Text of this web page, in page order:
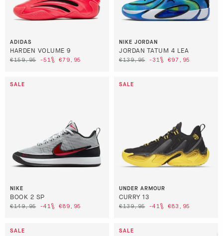
ADIDAS
HARDEN VOLUME 9
€159,95 -51% €79,95
NIKE JORDAN
JORDAN TATUM 4 LEA
€139,95 -31% €97,95
NIKE
BOOK 2 SP
€149,95 -41% €89,95
UNDER ARMOUR
CURRY 13
€139,95 -41% €83,95